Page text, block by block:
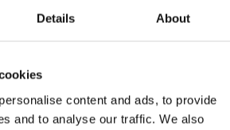
Details About
content and ads, to provide
and to analyse our traffic. We also